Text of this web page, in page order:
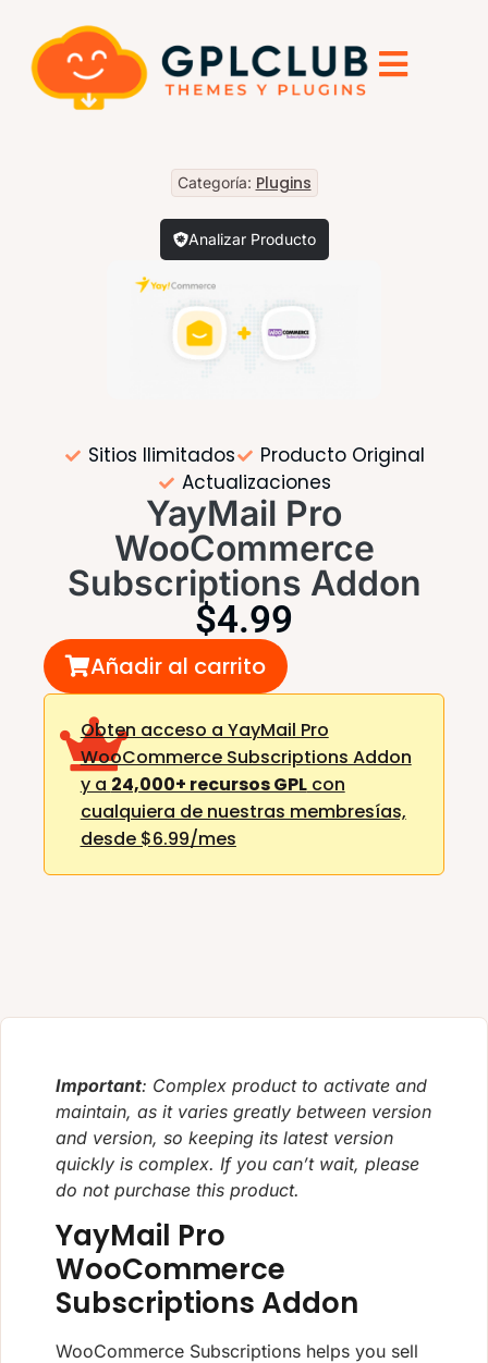
Categoría: Plugins
Analizar Producto
Sitios Ilimitados
Producto Original
Actualizaciones
YayMail Pro
WooCommerce
Subscriptions Addon
$4.99
Añadir al carrito
Obten acceso a YayMail Pro
WooCommerce Subscriptions Addon
y a 24,000+ recursos GPLcon
cualquiera de nuestras membresías,
desde $6.99/mes
Important: Complex product to activate and
maintain, as it varies greatly between version
and version, so keeping its latest version
quickly is complex. If you can’t wait, please
do not purchase this product.
YayMail Pro
WooCommerce
Subscriptions Addon
WooCommerce Subscriptions helps you sell